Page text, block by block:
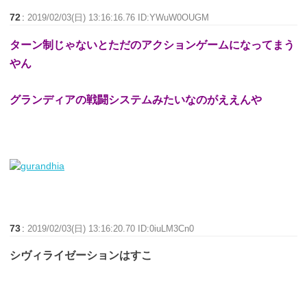
72 :2019/02/03(日) 13:16:16.76 ID:YWuW0OUGM
ターン制じゃないとただのアクションゲームになってまう
やん
グランディアの戦闘システムみたいなのがええんや
73 : 2019/02/03(日) 13:16:20.70 ID:0iuLM3Cn0
シヴィライゼーションはすこ